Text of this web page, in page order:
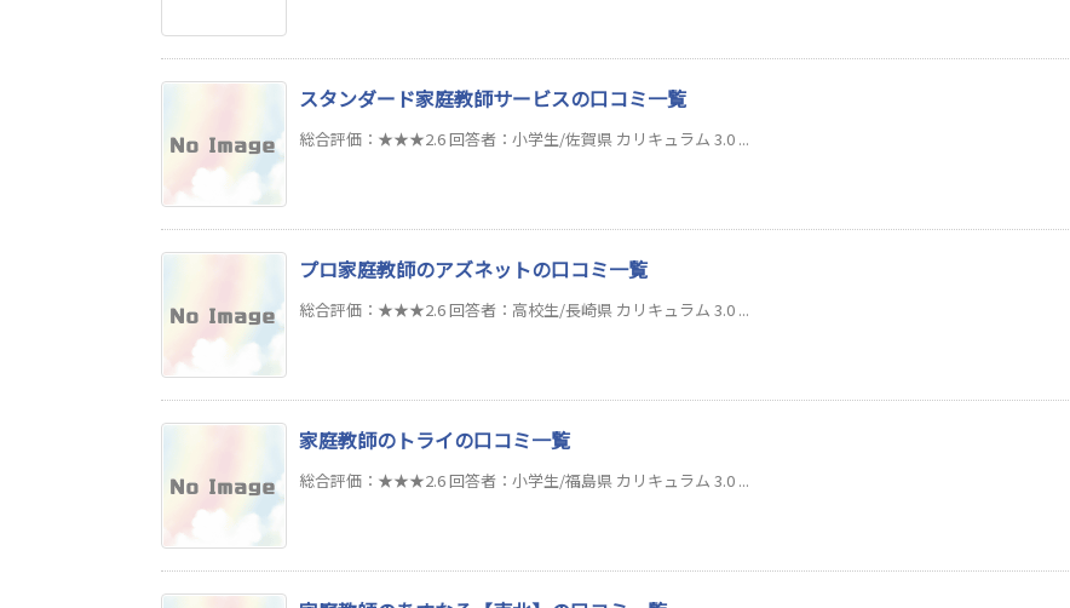
スタンダード家庭教師サービスの口コミ一覧
総合評価：★★★2.6 回答者：小学生/佐賀県 カリキュラム 3.0 ...
プロ家庭教師のアズネットの口コミ一覧
総合評価：★★★2.6 回答者：高校生/長崎県 カリキュラム 3.0 ...
家庭教師のトライの口コミ一覧
総合評価：★★★2.6 回答者：小学生/福島県 カリキュラム 3.0 ...